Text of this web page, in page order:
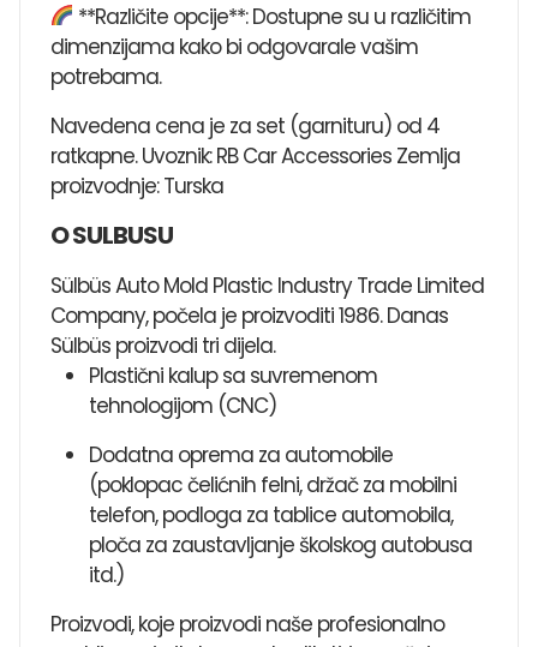
**Različite opcije**: Dostupne su u različitim
dimenzijama kako bi odgovarale vašim
potrebama.
Navedena cena je za set (garnituru) od 4
ratkapne. Uvoznik: RB Car Accessories Zemlja
proizvodnje: Turska
O SULBUSU
Sülbüs Auto Mold Plastic Industry Trade Limited
Company, počela je proizvoditi 1986. Danas
Sülbüs proizvodi tri dijela.
Plastični kalup sa suvremenom
tehnologijom (CNC)
Dodatna oprema za automobile
(poklopac čelićnih felni, držač za mobilni
telefon, podloga za tablice automobila,
ploča za zaustavljanje školskog autobusa
itd.)
Proizvodi, koje proizvodi naše profesionalno